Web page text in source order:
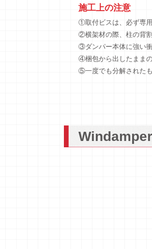
施工上の注意
①取付ビスは、必ず専
②横架材の際、柱の背
③ダンパー本体に強い
④梱包から出したまま
⑤一度でも分解された